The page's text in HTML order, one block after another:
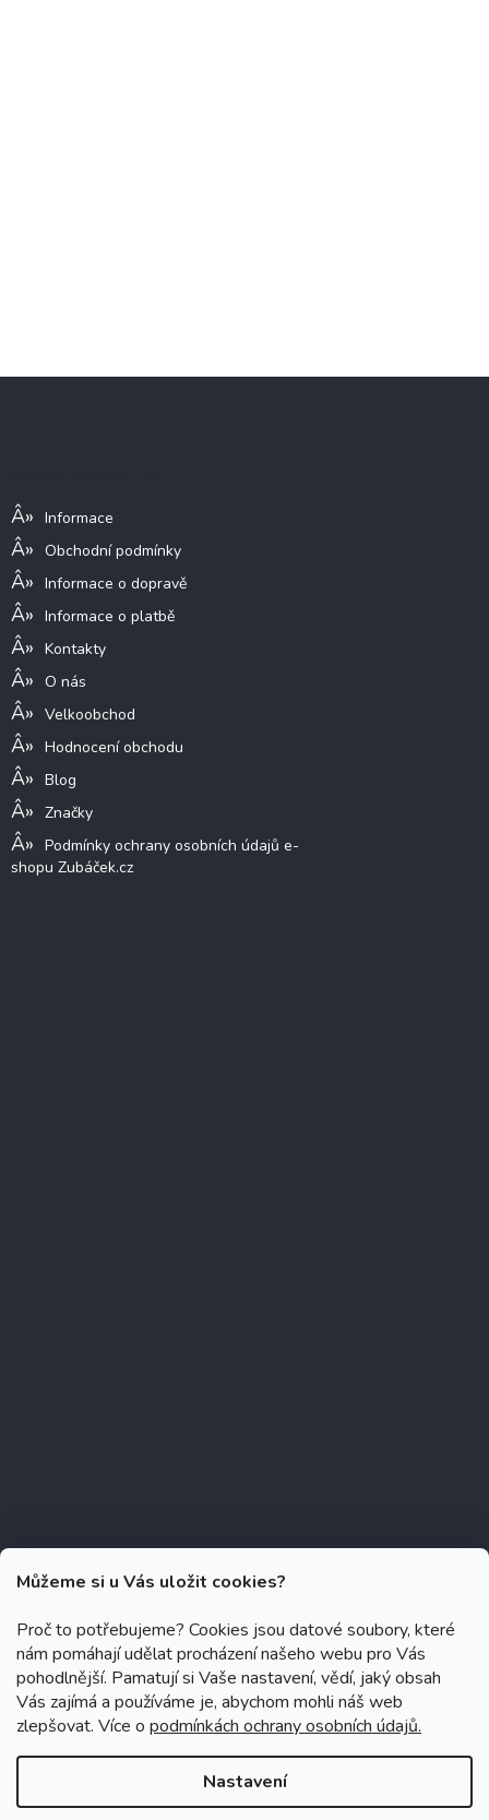
Můžeme si u Vás uložit cookies?
Proč to potřebujeme? Cookies jsou datové soubory, které
nám pomáhají udělat procházení našeho webu pro Vás
pohodlnější. Pamatují si Vaše nastavení, vědí, jaký obsah
Vás zajímá a používáme je, abychom mohli náš web
zlepšovat. Více o podmínkách ochrany osobních údajů.
Nastavení
Informace
Obchodní podmínky
Informace o dopravě
Informace o platbě
Kontakty
O nás
Velkoobchod
Hodnocení obchodu
Blog
Značky
Podmínky ochrany osobních údajů e-
shopu Zubáček.cz
Copyright 2026 Zubáček.cz . Všechna práva vyhrazena.
Upravit
nastavení cookies
Grafický návrh vytvořil a na Shoptet implementoval Tomáš Hlad
Shoptetak.cz.